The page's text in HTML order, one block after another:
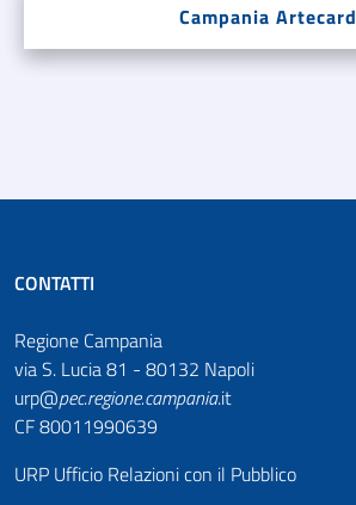
Campania Artecard
CONTATTI
Regione Campania
via S. Lucia 81 - 80132 Napoli
urp@pec.regione.campania.it
CF 80011990639
URP Ufficio Relazioni con il Pubblico